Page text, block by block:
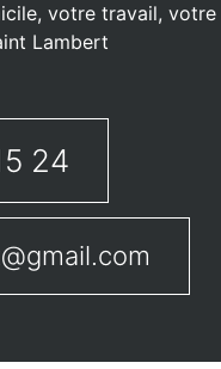
votre travail, votre
Lambert
24